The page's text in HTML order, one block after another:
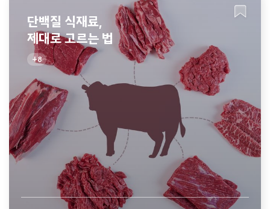
단백질 식재료,
제대로 고르는 법
8